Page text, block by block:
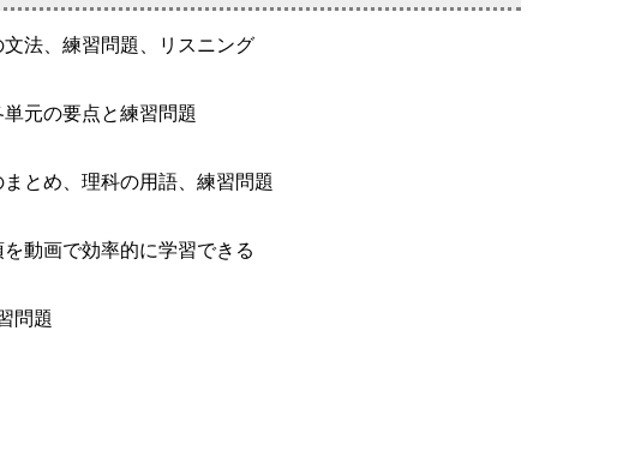
法、練習問題、リスニング
元の要点と練習問題
とめ、理科の用語、練習問題
動画で効率的に学習できる
問題